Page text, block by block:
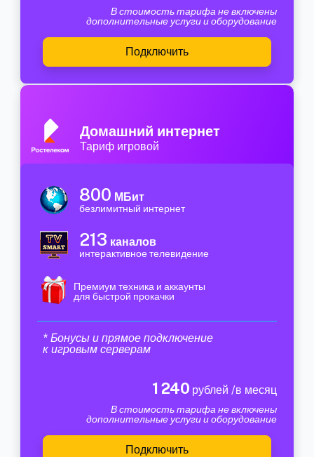
В стоимость тарифа не включены
дополнительные услуги и оборудование
Подключить
Домашний интернет
Тариф игровой
800 МБит
безлимитный интернет
213 каналов
интерактивное телевидение
Премиум техника и аккаунты
для быстрой прокачки
* Бонусы и прямое подключение
к игровым серверам
1 240 рублей /в месяц
В стоимость тарифа не включены
дополнительные услуги и оборудование
Подключить